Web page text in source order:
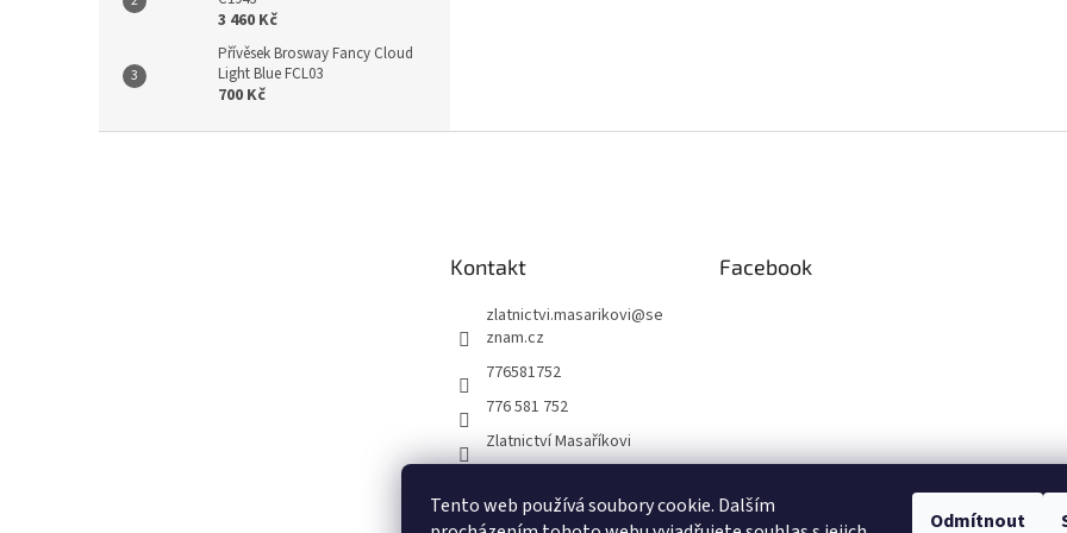
Tento web používá soubory cookie. Dalším
Odmítnout
3 460 Kč
Přívěsek Brosway Fancy Cloud
Light Blue FCL03
700 Kč
Kontakt
zlatnictvi.masarikovi@se
znam.cz
776581752
776 581 752
Zlatnictví Masaříkovi
Facebook
Formuláře